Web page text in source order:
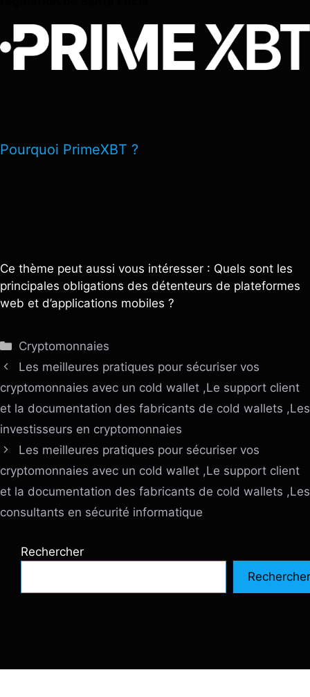
Pourquoi PrimeXBT ?
Ce thème peut aussi vous intéresser : Quels sont les
principales obligations des détenteurs de plateformes
web et d’applications mobiles ?
Catégories
Cryptomonnaies
Les meilleures pratiques pour sécuriser vos
cryptomonnaies avec un cold wallet ,Le support client
et la documentation des fabricants de cold wallets ,Les
investisseurs en cryptomonnaies
Les meilleures pratiques pour sécuriser vos
cryptomonnaies avec un cold wallet ,Le support client
et la documentation des fabricants de cold wallets ,Les
consultants en sécurité informatique
Rechercher
Rechercher